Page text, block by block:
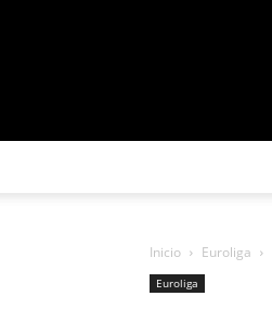
Inicio Euroliga
Euroliga